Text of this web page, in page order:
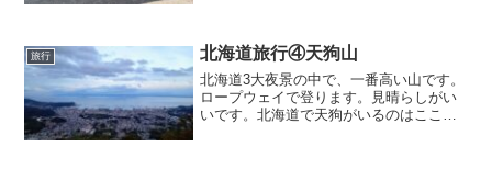
ながら行った方がいい...
旅行 北海道旅行④天狗山
北海道3大夜景の中で、一番高い山です。
ロープウェイで登ります。見晴らしがい
いです。北海道で天狗がいるのはここだ